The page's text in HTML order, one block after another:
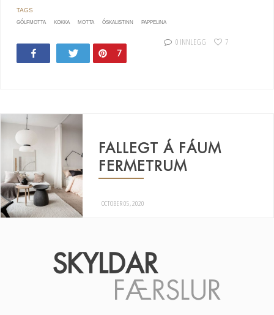
GÓLFMOTTA KOKKA MOTTA ÓSKALISTINN PAPPELINA
Tweet Pin
7
0 INNLEGG 7
FALLEGT Á FÁUM
FERMETRUM
OCTOBER 05, 2020
SKYLDAR
FÆRSLUR